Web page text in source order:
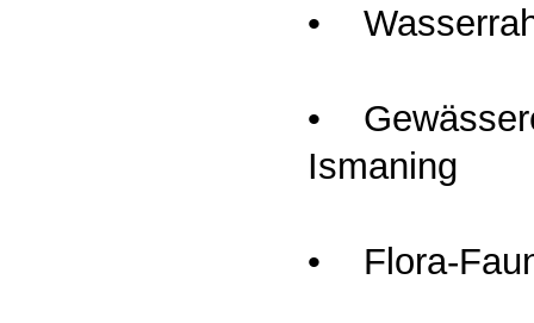
•
•
Ismaning
• Flora-